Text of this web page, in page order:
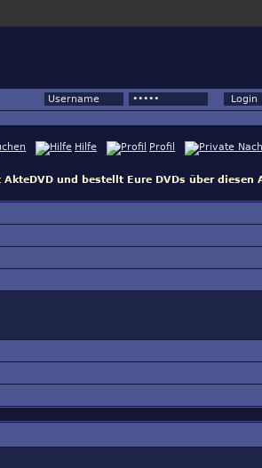
Hilfe Profil
und bestellt Eure DVDs über diesen